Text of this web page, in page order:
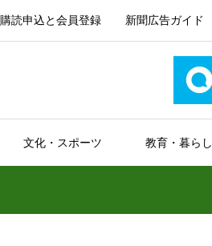
購読申込と会員登録 新聞広告ガイド
文化・スポーツ 教育・暮らし